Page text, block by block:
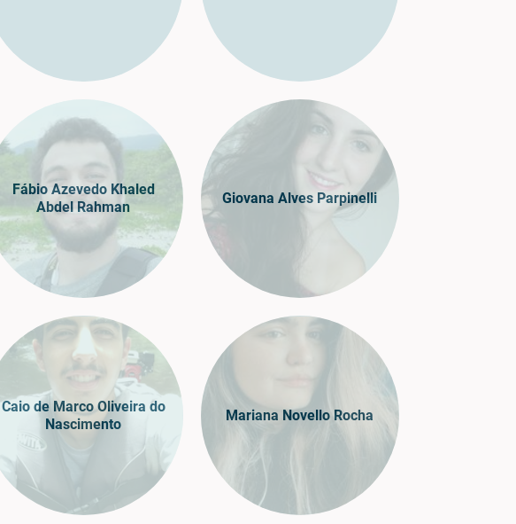
Fábio Azevedo Khaled
Abdel Rahman
Giovana Alves Parpinelli
Caio de Marco Oliveira do
Nascimento
Mariana Novello Rocha